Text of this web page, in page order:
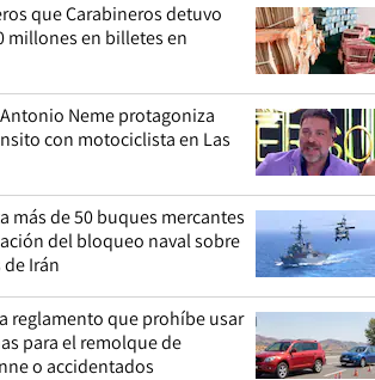
que Carabineros detuvo
millones en billetes en
Neme protagoniza
con motociclista en Las
más de 50 buques mercantes
del bloqueo naval sobre
Irán
reglamento que prohíbe usar
para el remolque de
o accidentados